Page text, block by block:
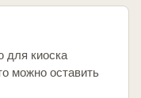
для киоска
можно оставить